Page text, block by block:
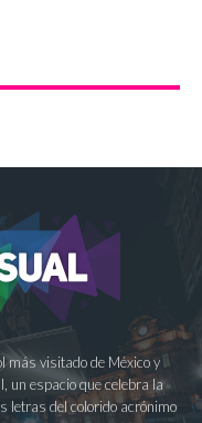
más visitado de México y
un espacio que celebra la
letras del colorido acrónimo